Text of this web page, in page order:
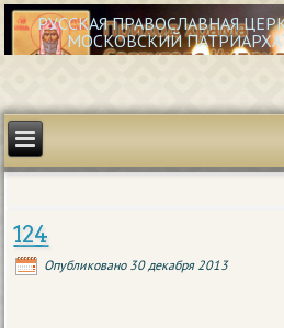
РУССКАЯ ПРАВОСЛАВНАЯ
МОСКОВСКИЙ
124
Опубликовано 30 декабря 2013